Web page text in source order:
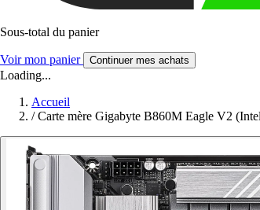
Sous-total du panier
Voir mon panier Continuer mes achats
Loading...
Accueil
/ Carte mère Gigabyte B860M Eagle V2